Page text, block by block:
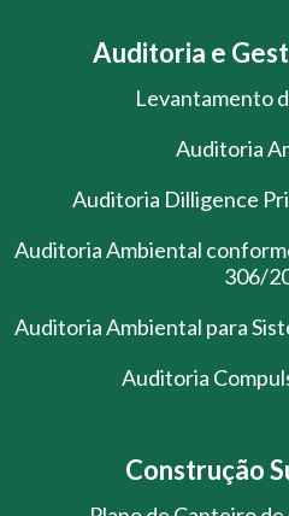
Auditoria e
Levantamento
Auditoria
Auditoria Dilligence
Auditoria Ambiental
306/
Auditoria Ambiental para
Auditoria
Construção